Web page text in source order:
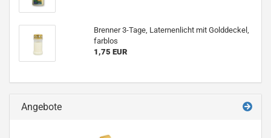
Brenner 3-Tage, Laternenlicht mit Golddeckel,
farblos
1,75 EUR
Angebote